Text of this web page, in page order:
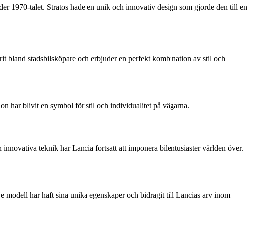
1970-talet. Stratos hade en unik och innovativ design som gjorde den till en
bland stadsbilsköpare och erbjuder en perfekt kombination av stil och
har blivit en symbol för stil och individualitet på vägarna.
teknik har Lancia fortsatt att imponera bilentusiaster världen över.
modell har haft sina unika egenskaper och bidragit till Lancias arv inom